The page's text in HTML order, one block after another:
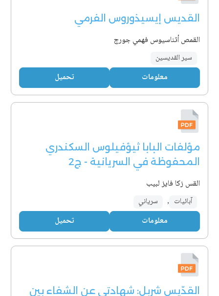
القديس إيسيذوروس الفرمي
القمص أثناسيوس فهمي جورج
سير القديسين
معلومات تحميل
مؤلفات البابا ثيؤفيلوس السكندري
المحفوظة في السريانية - ج2
القس زكا فايز لبيب
آبائيات , سرياني
معلومات تحميل
القدّيس شربل: شهادتي عن الشفاء بين